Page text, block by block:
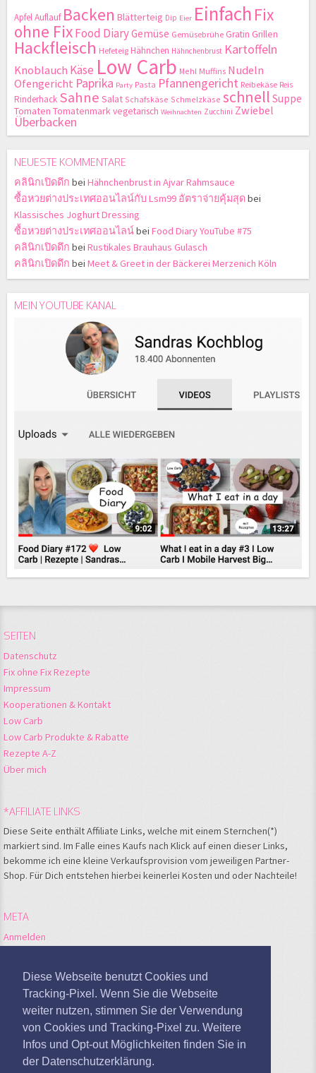
Diese Webseite benutzt Cookies und
Tracking-Pixel. Wenn Sie die Webseite
weiter nutzen, stimmen Sie der Verwendung
von Cookies und Tracking-Pixel zu. Weitere
Infos und Opt-out Möglichkeiten finden Sie in
der Datenschutzerklärung.
ApfelAuflauf Backen Blätterteig Dip Eier Einfach Fix
ohne FixFood DiaryGemüse Gemüsebrühe Gratin Grillen
Hackfleisch Hefeteig Hähnchen Hähnchenbrust Kartoffeln
Knoblauch Käse Low Carb Mehl Muffins Nudeln
Ofengericht Paprika Party Pasta Pfannengericht Reibekäse Reis
Rinderhack Sahne Salat Schafskäse Schmelzkäse schnell Suppe
Tomaten Tomatenmarkvegetarisch Weihnachten Zucchini Zwiebel
Überbacken
NEUESTE KOMMENTARE
คลินิกเปิดดึก bei Hähnchenbrust in Ajvar Rahmsauce
ซื้อหวยต่างประเทศออนไลน์กับ Lsm99 อัตราจ่ายคุ้มสุดbei
Klassisches Joghurt Dressing
ซื้อหวยต่างประเทศออนไลน์bei Food Diary YouTube #75
คลินิกเปิดดึก bei Rustikales Brauhaus Gulasch
คลินิกเปิดดึก bei Meet & Greet in der Bäckerei Merzenich Köln
MEIN YOUTUBE KANAL
SEITEN
Datenschutz
Fix ohne Fix Rezepte
Impressum
Kooperationen & Kontakt
Low Carb
Low Carb Produkte & Rabatte
Rezepte A-Z
Über mich
*AFFILIATE LINKS
Diese Seite enthält Affiliate Links, welche mit einem Sternchen(*)
markiert sind. Im Falle eines Kaufs nach Klick auf einen dieser Links,
bekomme ich eine kleine Verkaufsprovision vom jeweiligen Partner-
Shop. Für Dich entstehen hierbei keinerlei Kosten und oder Nachteile!
META
Anmelden
Kommentare-Feed
Google Analytics deaktivieren